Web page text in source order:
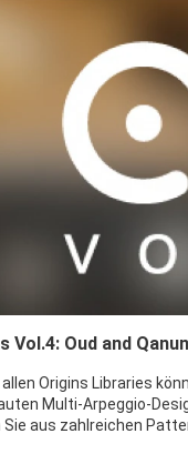
Vol.4: Oud and
allen Origins Libraries
Multi-Arpeggio-
Sie aus zahlreichen